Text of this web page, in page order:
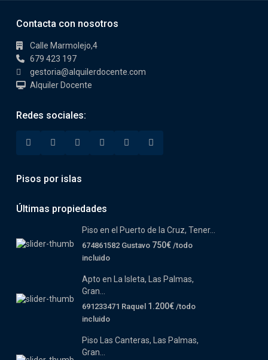
Contacta con nosotros
Calle Marmolejo,4
679 423 197
gestoria@alquilerdocente.com
Alquiler Docente
Redes sociales:
Pisos por islas
Últimas propiedades
Piso en el Puerto de la Cruz, Tener...
674861582 Gustavo 750€ /todo
incluido
Apto en La Isleta, Las Palmas,
Gran...
691233471 Raquel 1.200€ /todo
incluido
Piso Las Canteras, Las Palmas,
Gran...